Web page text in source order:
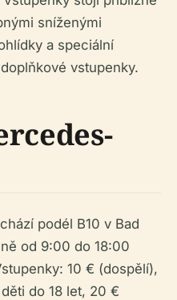
sníženými
a speciální
vstupenky.
podél B10 v Bad
od 9:00 do 18:00
10 € (dospělí),
do 18 let, 20 €